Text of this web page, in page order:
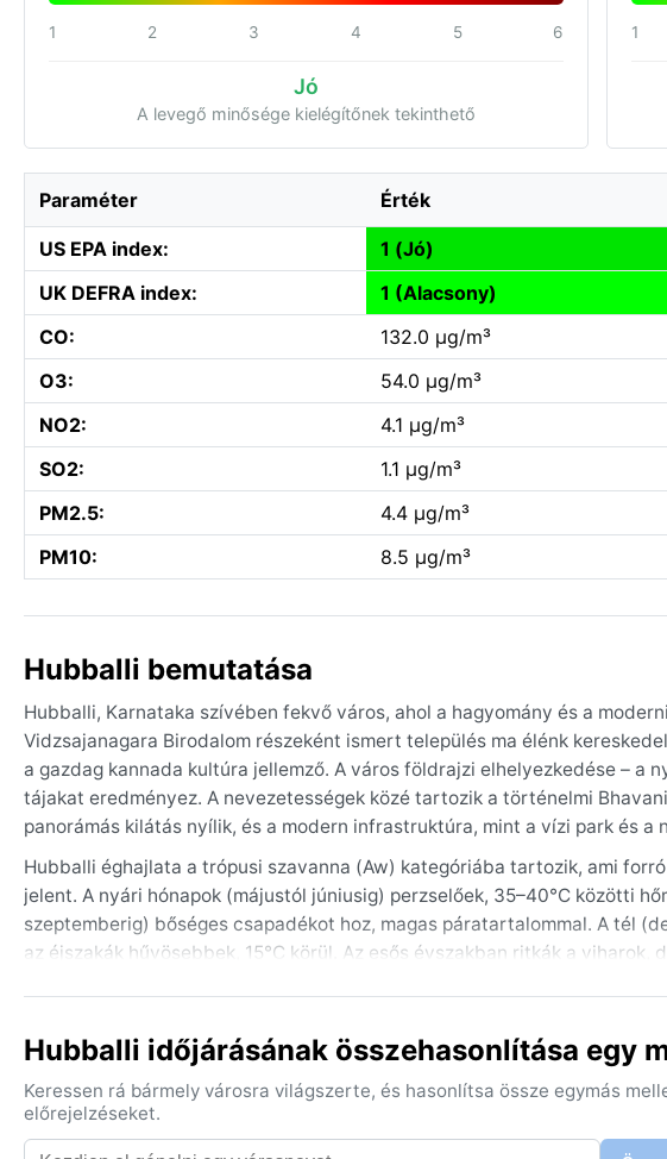
1 2 3 4 5 6
Jó
A levegő minősége kielégítőnek tekinthető
1
Paraméter Érték
US EPA index:
1 (Jó)
UK DEFRA index:
1 (Alacsony)
CO:
132.0 µg/m³
O3:
54.0 µg/m³
NO2:
4.1 µg/m³
SO2:
1.1 µg/m³
PM2.5:
4.4 µg/m³
PM10:
8.5 µg/m³
Hubballi bemutatása
Hubballi, Karnataka szívében fekvő város, ahol a hagyomány és a
Vidzsajanagara Birodalom részeként ismert település ma élénk
a gazdag kannada kultúra jellemző. A város földrajzi elhelyezkedése – a
tájakat eredményez. A nevezetességek közé tartozik a történelmi
panorámás kilátás nyílik, és a modern infrastruktúra, mint a vízi park és a
Hubballi éghajlata a trópusi szavanna (Aw) kategóriába tartozik, ami
jelent. A nyári hónapok (májustól júniusig) perzselőek, 35–40°C közötti
szeptemberig) bőséges csapadékot hoz, magas páratartalommal. A tél
az éjszakák hűvösebbek, 15°C körül. Az esős évszakban ritkák a
A legkedvezőbb időszak a látogatásra a novembertől februárig tartó
felfedezéshez és a szabadtéri programokhoz. A nyári hőség a legtöbb
újraéled, és a természet szépsége lenyűgöző. Különleges időjárási
porral teli előszezon kísér. A város nem érintik trópusi ciklonok, de a
Hubballi időjárásának összehasonlítása egy
Keressen rá bármely városra világszerte, és hasonlítsa össze egymás
előrejelzéseket.